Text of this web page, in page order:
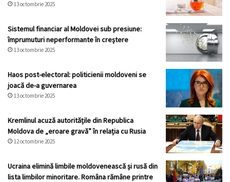
13 octombrie 2025
Sistemul financiar al Moldovei sub presiune:
împrumuturi neperformante în creștere
13 octombrie 2025
Haos post-electoral: politicienii moldoveni se
joacă de-a guvernarea
13 octombrie 2025
Kremlinul acuză autoritățile din Republica
Moldova de „eroare gravă” în relația cu Rusia
12 octombrie 2025
Ucraina elimină limbile moldovenească și rusă din
lista limbilor minoritare. Româna rămâne printre